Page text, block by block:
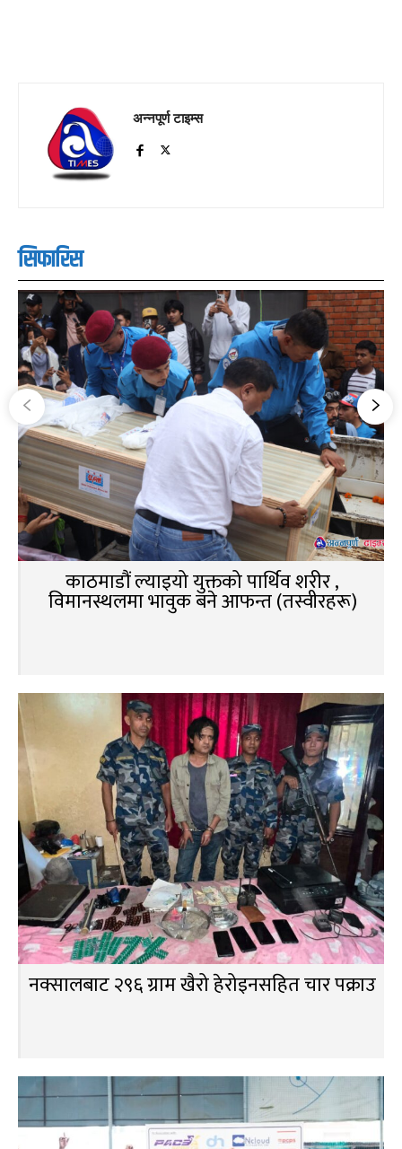
अन्नपूर्ण टाइम्स
सिफारिस
काठमाडौं ल्याइयो युक्तको पार्थिव शरीर ,
विमानस्थलमा भावुक बने आफन्त (तस्वीरहरू)
नक्सालबाट २९६ ग्राम खैरो हेरोइनसहित चार पक्राउ